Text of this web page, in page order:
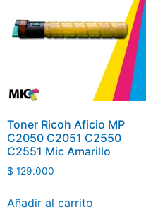
Toner Ricoh Aficio MP
C2050 C2051 C2550
C2551 Mic Amarillo
$ 129.000
Añadir al carrito